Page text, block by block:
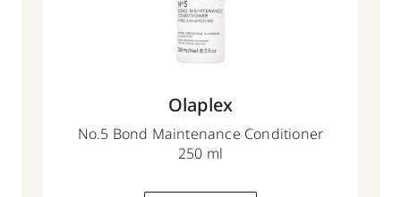
Olaplex
No.5 Bond Maintenance Conditioner
250 ml